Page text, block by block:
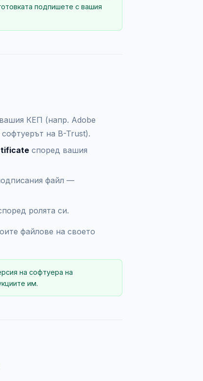
подпишете с вашия
КЕП (напр. Adobe
на B-Trust).
според вашия
файл —
ролята си.
файлове на своето
на софтуера на
им.